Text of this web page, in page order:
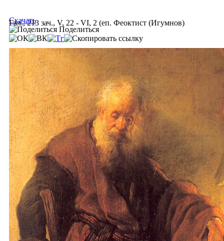
Гал., 213 зач., V, 22 - VI, 2 (еп. Феоктист (Игумнов)
Скачать
Поделиться